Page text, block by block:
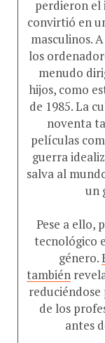
convirtió en
masculinos.
los
menudo
hijos, como
de 1985. La
noventa
películas
guerra
salva al
un
Pese a ello,
tecnológico
género.
también
reduciéndose
de los
antes